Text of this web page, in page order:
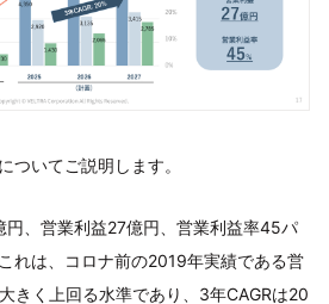
ついてご説明します。
、営業利益27億円、営業利益率45パ
れは、コロナ前の2019年実績である営
きく上回る水準であり、3年CAGRは20